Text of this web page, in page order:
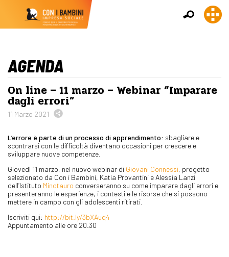
AGENDA
On line – 11 marzo – Webinar “Imparare
dagli errori”
11 Marzo 2021
L’errore è parte di un processo di apprendimento: sbagliare e
scontrarsi con le difficoltà diventano occasioni per crescere e
sviluppare nuove competenze.
Giovedì 11 marzo, nel nuovo webinar di Giovani Connessi, progetto
selezionato da Con i Bambini, Katia Provantini e Alessia Lanzi
dell’Istituto Minotauro converseranno su come imparare dagli errori e
presenteranno le esperienze, i contesti e le risorse che si possono
mettere in campo con gli adolescenti ritirati.
Iscriviti qui: http://bit.ly/3bXAuq4
Appuntamento alle ore 20.30